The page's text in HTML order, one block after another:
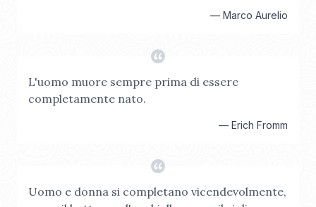
— Marco Aurelio
L'uomo muore sempre prima di essere
completamente nato.
— Erich Fromm
Uomo e donna si completano vicendevolmente,